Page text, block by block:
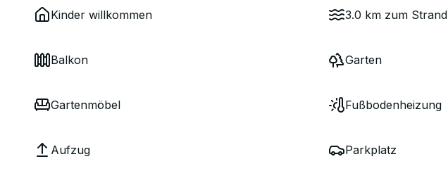
Kinder willkommen 3.0 km zum Strand
Balkon Garten
Gartenmöbel Fußbodenheizung
Aufzug Parkplatz